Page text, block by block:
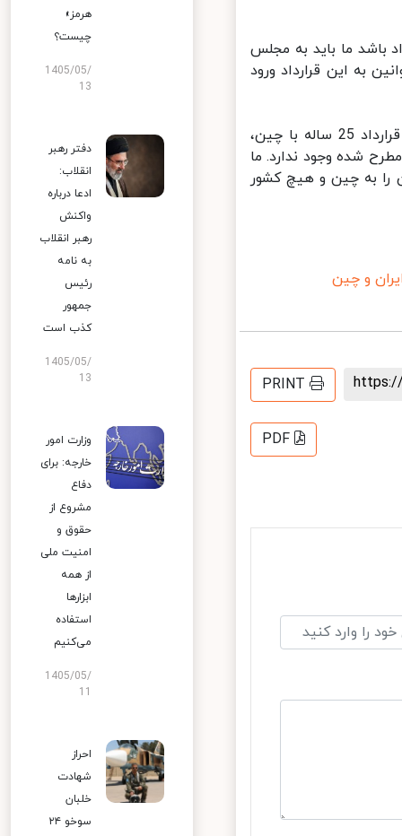
باشد ما باید به مجلس
به این قرارداد ورود
ظریف در واکنش به اخبار مربوط به واگذاری جزایری چون کیش به موجب قرارداد 25 ساله با چین،
وجود ندارد. ما
به چین و هیچ کشور
و چین
PRINT
PDF
هرمز»
چیست؟
1405/05/
13
دفتر رهبر
انقلاب:
ادعا درباره
واکنش
رهبر انقلاب
به نامه
رئیس
جمهور
کذب است
1405/05/
13
وزارت امور
خارجه: برای
دفاع
مشروع از
حقوق و
امنیت ملی
از همه
ابزارها
استفاده
می‌کنیم
1405/05/
احراز
شهادت
خلبان
سوخو ۲۴